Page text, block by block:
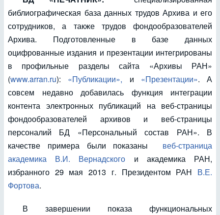
библиографическая база данных трудов Архива и его
сотрудников, а также трудов фондообразователей
Архива. Подготовленные в базе данных
оцифрованные издания и презентации интегрированы
в профильные разделы сайта «Архивы РАН»
(www.arran.ru): «Публикации», и «Презентации». А
совсем недавно добавилась функция интеграции
контента электронных публикаций на веб-страницы
фондообразователей архивов и веб-страницы
персоналий БД «Персональный состав РАН». В
качестве примера были показаны
веб-страница
академика В.И. Вернадского и академика РАН,
избранного 29 мая 2013 г. Президентом РАН В.Е.
Фортова.
В завершении показа функциональных